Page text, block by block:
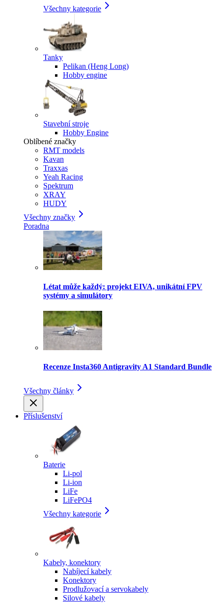
Všechny kategorie
Tanky
Pelikan (Heng Long)
Hobby engine
Stavební stroje
Hobby Engine
Oblíbené značky
RMT models
Kavan
Traxxas
Yeah Racing
Spektrum
XRAY
HUDY
Všechny značky
Poradna
Létat může každý: projekt EIVA, unikátní FPV
systémy a simulátory
Recenze Insta360 Antigravity A1 Standard Bundle
Všechny články
Příslušenství
Baterie
Li-pol
Li-ion
LiFe
LiFePO4
Všechny kategorie
Kabely, konektory
Nabíjecí kabely
Konektory
Prodlužovací a servokabely
Silové kabely